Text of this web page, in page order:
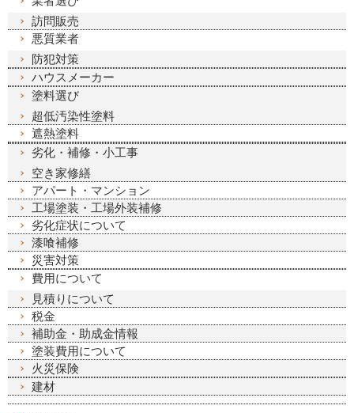
訪問販売
悪質業者
防犯対策
ハウスメーカー
塗料選び
超低汚染性塗料
遮熱塗料
劣化・補修・小工事
空き家修繕
アパート・マンション
工場塗装・工場外装補修
劣化症状について
漆喰補修
災害対策
費用について
見積りについて
税金
補助金・助成金情報
塗装費用について
火災保険
建材